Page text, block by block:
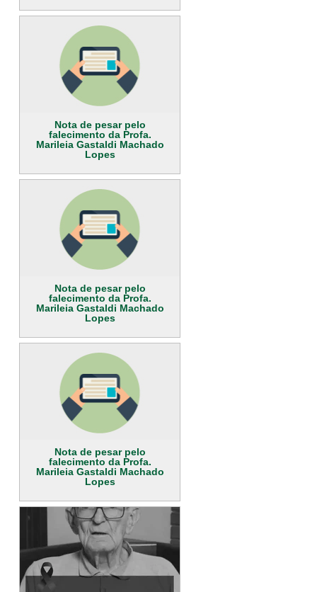
Nota de pesar pelo
falecimento da Profa.
Marileia Gastaldi Machado
Lopes
Nota de pesar pelo
falecimento da Profa.
Marileia Gastaldi Machado
Lopes
Nota de pesar pelo
falecimento da Profa.
Marileia Gastaldi Machado
Lopes